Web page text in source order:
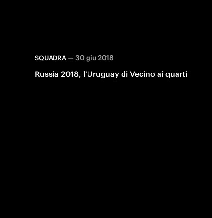
SQUADRA— 30 giu 2018
Russia 2018, l'Uruguay di Vecino ai quarti